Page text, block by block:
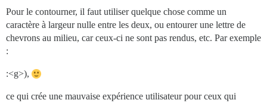
Pour le contourner, il faut utiliser quelque chose comme un
caractère à largeur nulle entre les deux, ou entourer une lettre de
chevrons au milieu, car ceux-ci ne sont pas rendus, etc. Par exemple
:
:<g>),
ce qui crée une mauvaise expérience utilisateur pour ceux qui